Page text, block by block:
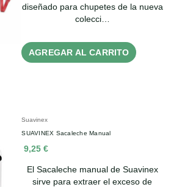
diseñado para chupetes de la nueva
colecci…
AGREGAR AL CARRITO
Suavinex
SUAVINEX Sacaleche Manual
9,25 €
El Sacaleche manual de Suavinex
sirve para extraer el exceso de